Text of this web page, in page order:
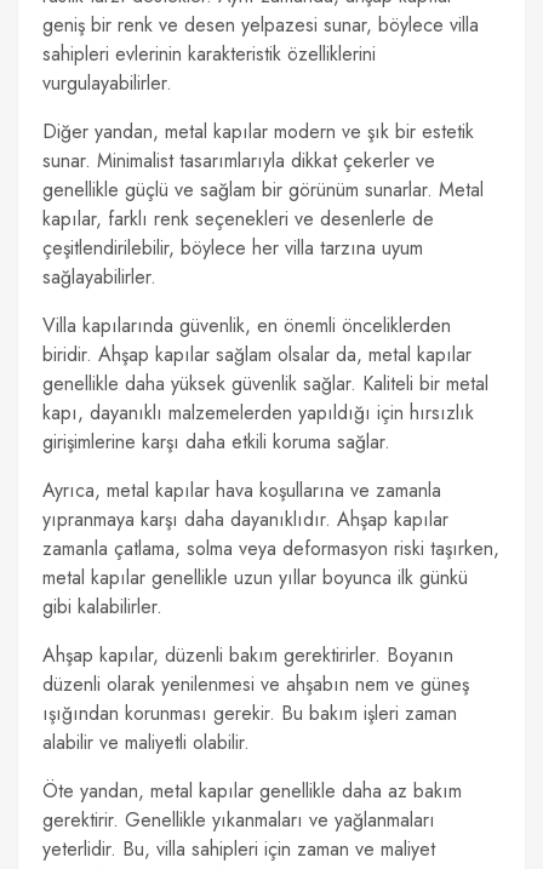
geniş bir renk ve desen yelpazesi sunar, böylece villa
sahipleri evlerinin karakteristik özelliklerini
vurgulayabilirler.
Diğer yandan, metal kapılar modern ve şık bir estetik
sunar. Minimalist tasarımlarıyla dikkat çekerler ve
genellikle güçlü ve sağlam bir görünüm sunarlar. Metal
kapılar, farklı renk seçenekleri ve desenlerle de
çeşitlendirilebilir, böylece her villa tarzına uyum
sağlayabilirler.
Villa kapılarında güvenlik, en önemli önceliklerden
biridir. Ahşap kapılar sağlam olsalar da, metal kapılar
genellikle daha yüksek güvenlik sağlar. Kaliteli bir metal
kapı, dayanıklı malzemelerden yapıldığı için hırsızlık
girişimlerine karşı daha etkili koruma sağlar.
Ayrıca, metal kapılar hava koşullarına ve zamanla
yıpranmaya karşı daha dayanıklıdır. Ahşap kapılar
zamanla çatlama, solma veya deformasyon riski taşırken,
metal kapılar genellikle uzun yıllar boyunca ilk günkü
gibi kalabilirler.
Ahşap kapılar, düzenli bakım gerektirirler. Boyanın
düzenli olarak yenilenmesi ve ahşabın nem ve güneş
ışığından korunması gerekir. Bu bakım işleri zaman
alabilir ve maliyetli olabilir.
Öte yandan, metal kapılar genellikle daha az bakım
gerektirir. Genellikle yıkanmaları ve yağlanmaları
yeterlidir. Bu, villa sahipleri için zaman ve maliyet